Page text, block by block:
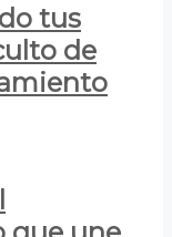
tus
de